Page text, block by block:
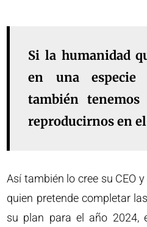
Si la humanidad
en una especie
también
reproducirnos en el
Así también lo cree su CEO
quien pretende completar
su plan para el año 2024,